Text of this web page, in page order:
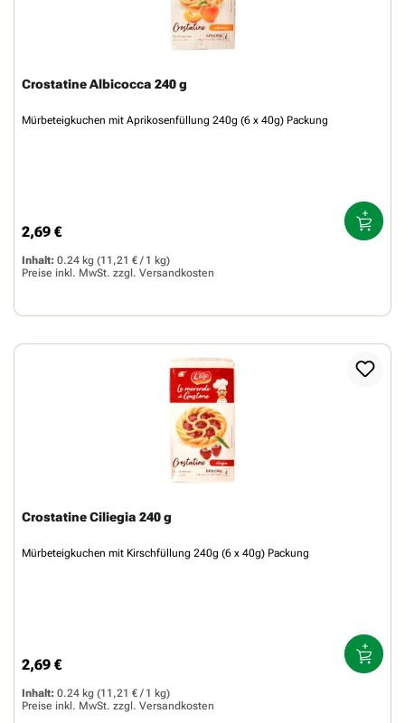
Crostatine Albicocca 240 g
Mürbeteigkuchen mit Aprikosenfüllung 240g (6 x 40g) Packung
Regulärer Preis:
2,69 €
Inhalt: 0.24 kg (11,21 € / 1 kg)
Preise inkl. MwSt. zzgl. Versandkosten
Crostatine Ciliegia 240 g
Mürbeteigkuchen mit Kirschfüllung 240g (6 x 40g) Packung
Regulärer Preis:
2,69 €
Inhalt: 0.24 kg (11,21 € / 1 kg)
Preise inkl. MwSt. zzgl. Versandkosten